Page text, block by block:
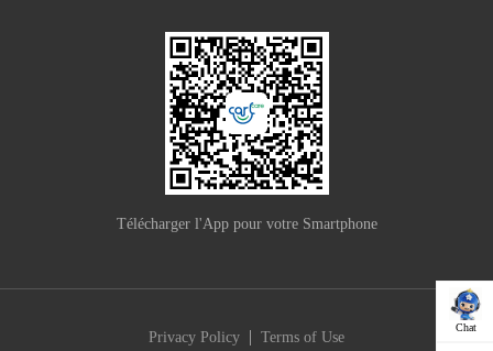
Chat
Télécharger l'App pour votre Smartphone
Privacy Policy | Terms of Use